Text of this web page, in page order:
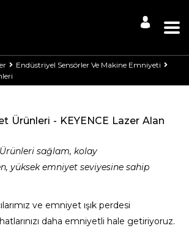
Endüstriyel Sensörler Ve Makine Emniyeti
Ürünleri - KEYENCE Lazer Alan
sağlam, kolay
yüksek emniyet seviyesine sahip
ve emniyet ışık perdesi
daha emniyetli hale getiriyoruz.